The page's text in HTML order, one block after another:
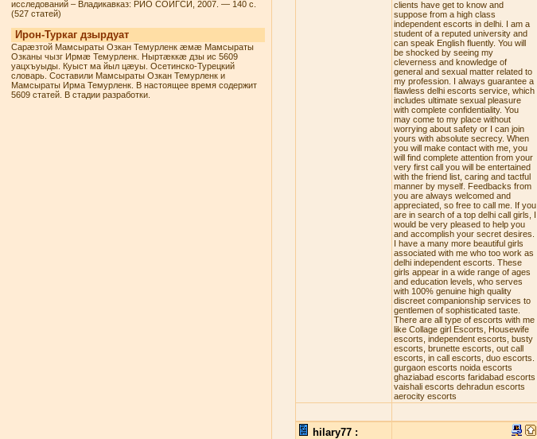
исследований – Владикавказ: РИО СОИГСИ, 2007. — 140 с.
(527 статей)
Ирон-Туркаг дзырдуат
Сарæзтой Мамсыраты Озкан Темурленк æмæ Мамсыраты
Озканы чызг Ирмæ Темурленк. Ныртæккæ дзы ис 5609
уацхъуыды. Куыст ма йыл цæуы. Осетинско-Турецкий
словарь. Составили Мамсыраты Озкан Темурленк и
Мамсыраты Ирма Темурленк. В настоящее время содержит
5609 статей. В стадии разработки.
clients have get to know and
suppose from a high class
independent escorts in delhi. I am a
student of a reputed university and
can speak English fluently. You will
be shocked by seeing my
cleverness and knowledge of
general and sexual matter related to
my profession. I always guarantee a
flawless delhi escorts service, which
includes ultimate sexual pleasure
with complete confidentiality. You
may come to my place without
worrying about safety or I can join
yours with absolute secrecy. When
you will make contact with me, you
will find complete attention from your
very first call you will be entertained
with the friend list, caring and tactful
manner by myself. Feedbacks from
you are always welcomed and
appreciated, so free to call me. If you
are in search of a top delhi call girls, I
would be very pleased to help you
and accomplish your secret desires.
I have a many more beautiful girls
associated with me who too work as
delhi independent escorts. These
girls appear in a wide range of ages
and education levels, who serves
with 100% genuine high quality
discreet companionship services to
gentlemen of sophisticated taste.
There are all type of escorts with me
like Collage girl Escorts, Housewife
escorts, independent escorts, busty
escorts, brunette escorts, out call
escorts, in call escorts, duo escorts.
gurgaon escorts noida escorts
ghaziabad escorts faridabad escorts
vaishali escorts dehradun escorts
aerocity escorts
hilary77 :